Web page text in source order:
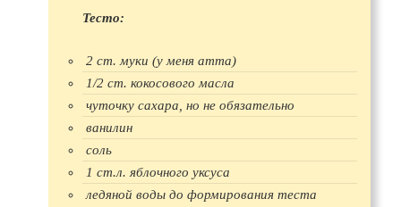
Тесто:
2 ст. муки (у меня атта)
1/2 ст. кокосового масла
чуточку сахара, но не обязательно
ванилин
соль
1 ст.л. яблочного уксуса
ледяной воды до формирования теста